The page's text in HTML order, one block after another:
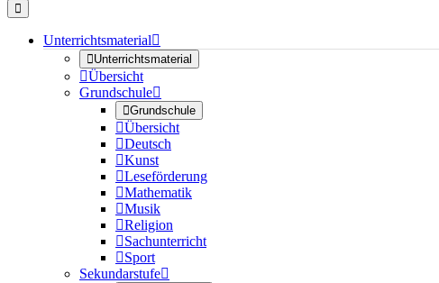

Unterrichtsmaterial
Unterrichtsmaterial
Übersicht
Grundschule
Grundschule
Übersicht
Deutsch
Kunst
Leseförderung
Mathematik
Musik
Religion
Sachunterricht
Sport
Sekundarstufe